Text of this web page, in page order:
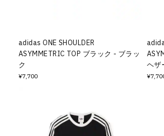
adidas ONE SHOULDER
ASYMMETRIC TOP ブラック - ブラッ
ク
¥7,700
ヘザ